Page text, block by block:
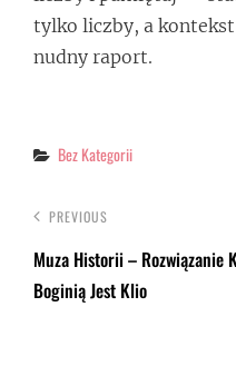
tylko liczby, a
nudny raport.
Categories
Bez Kategorii
PREVIOUS
Muza Historii – Rozwiązanie
Boginią Jest Klio